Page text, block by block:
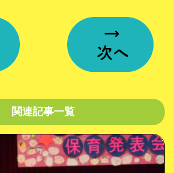
関連記事一覧